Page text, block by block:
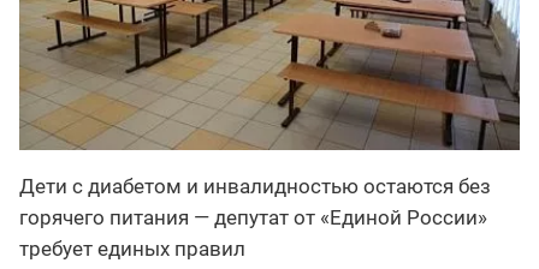
Дети с диабетом и инвалидностью остаются без
горячего питания — депутат от «Единой России»
требует единых правил